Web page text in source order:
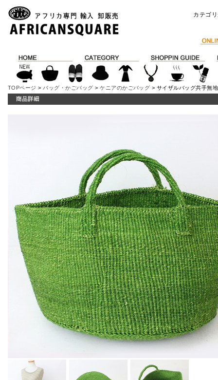
カテゴ
TOPページ > バッグ・かごバッグ >ケニアのかごバッグ > サイザルバッグ共手無